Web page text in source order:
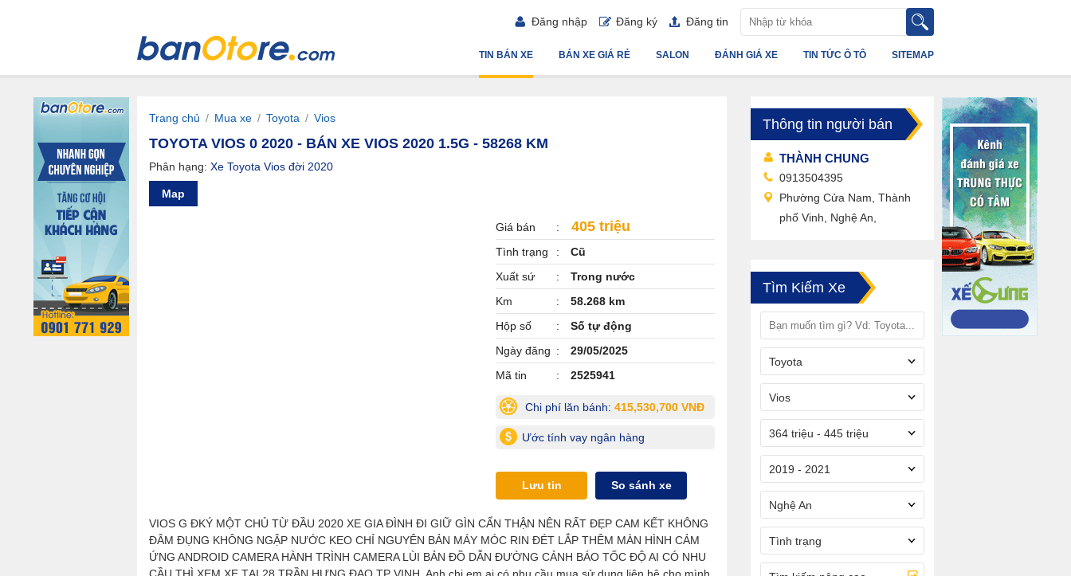
Đăng nhập Đăng ký Đăng tin
SITEMAP
TIN TỨC Ô TÔ
ĐÁNH GIÁ XE
SALON
BÁN XE GIÁ RẺ
TIN BÁN XE
Trang chủ / Mua xe / Toyota / Vios
TOYOTA VIOS 0 2020 - BÁN XE VIOS 2020 1.5G - 58268 KM
Phân hạng: Xe Toyota Vios đời 2020
Map
Giá bán 405 triệu
Tình trạng
Cũ
Xuất sứ
Trong nước
Km
58.268 km
Hộp số
Số tự động
Ngày đăng
29/05/2025
Mã tin
2525941
Chi phí lăn bánh: 415,530,700 VNĐ
Ước tính vay ngân hàng
Lưu tin So sánh xe
VIOS G ĐKÝ MỘT CHỦ TỪ ĐẦU 2020 XE GIA ĐÌNH ĐI GIỮ GÌN CẨN THẬN NÊN RẤT ĐẸP CAM KẾT KHÔNG
ĐÂM ĐỤNG KHÔNG NGẬP NƯỚC KEO CHỈ NGUYÊN BẢN MÁY MÓC RIN ĐÉT LẮP THÊM MÀN HÌNH CẢM
ỨNG ANDROID CAMERA HÀNH TRÌNH CAMERA LÙI BẢN ĐỒ DẪN ĐƯỜNG CẢNH BÁO TỐC ĐỘ AI CÓ NHU
Thông tin người bán
THÀNH CHUNG
0913504395
Phường Cửa Nam, Thành
phố Vinh, Nghệ An,
Tìm Kiếm Xe
Toyota
Vios
364 triệu - 445 triệu
2019 - 2021
Nghệ An
Tình trạng